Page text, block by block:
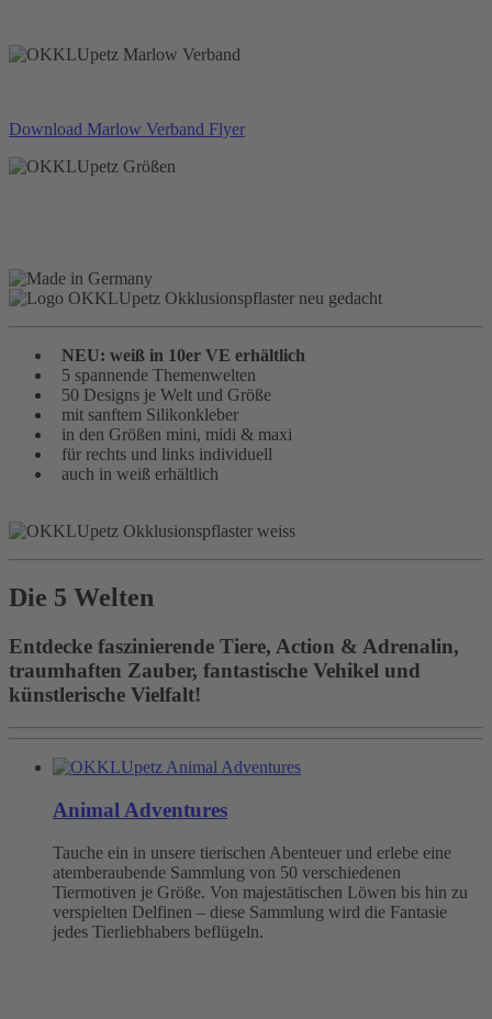
Download Marlow Verband Flyer
NEU: weiß in 10er VE erhältlich
5 spannende Themenwelten
50 Designs je Welt und Größe
mit sanftem Silikonkleber
in den Größen mini, midi & maxi
für rechts und links individuell
auch in weiß erhältlich
Die 5 Welten
Entdecke faszinierende Tiere, Action & Adrenalin,
traumhaften Zauber, fantastische Vehikel und
künstlerische Vielfalt!
Animal Adventures
Tauche ein in unsere tierischen Abenteuer und erlebe eine
atemberaubende Sammlung von 50 verschiedenen
Tiermotiven je Größe. Von majestätischen Löwen bis hin zu
verspielten Delfinen – diese Sammlung wird die Fantasie
jedes Tierliebhabers beflügeln.